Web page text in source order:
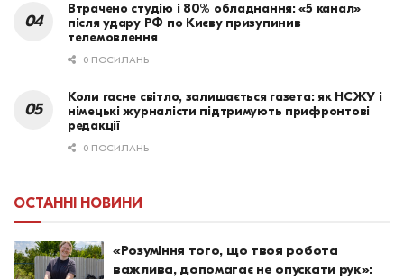
Втрачено студію і 80% обладнання: «5 канал»
після удару РФ по Києву призупинив
телемовлення
0 ПОСИЛАНЬ
Коли гасне світло, залишається газета: як НСЖУ і
німецькі журналісти підтримують прифронтові
редакції
0 ПОСИЛАНЬ
ОСТАННІ НОВИНИ
«Розуміння того, що твоя робота
важлива, допомагає не опускати рук»: